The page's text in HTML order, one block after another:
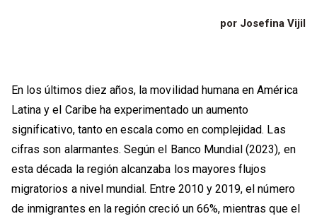
por Josefina Vijil
En los últimos diez años, la movilidad humana en América
Latina y el Caribe ha experimentado un aumento
significativo, tanto en escala como en complejidad. Las
cifras son alarmantes. Según el Banco Mundial (2023), en
esta década la región alcanzaba los mayores flujos
migratorios a nivel mundial. Entre 2010 y 2019, el número
de inmigrantes en la región creció un 66%, mientras que el